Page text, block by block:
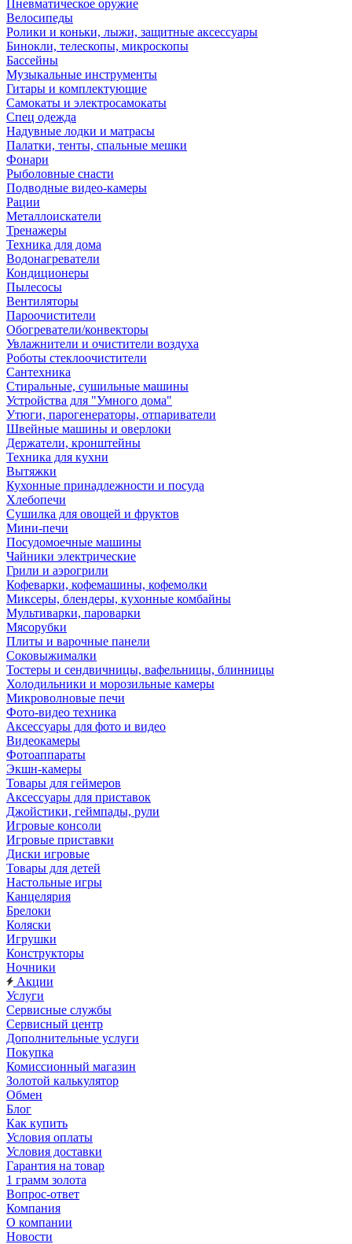
Пневматическое оружие
Велосипеды
Ролики и коньки, лыжи, защитные аксессуары
Бинокли, телескопы, микроскопы
Бассейны
Музыкальные инструменты
Гитары и комплектующие
Самокаты и электросамокаты
Спец одежда
Надувные лодки и матрасы
Палатки, тенты, спальные мешки
Фонари
Рыболовные снасти
Подводные видео-камеры
Рации
Металлоискатели
Тренажеры
Техника для дома
Водонагреватели
Кондиционеры
Пылесосы
Вентиляторы
Пароочистители
Обогреватели/конвекторы
Увлажнители и очистители воздуха
Роботы стеклоочистители
Сантехника
Стиральные, сушильные машины
Устройства для "Умного дома"
Утюги, парогенераторы, отпариватели
Швейные машины и оверлоки
Держатели, кронштейны
Техника для кухни
Вытяжки
Кухонные принадлежности и посуда
Хлебопечи
Сушилка для овощей и фруктов
Мини-печи
Посудомоечные машины
Чайники электрические
Грили и аэрогрили
Кофеварки, кофемашины, кофемолки
Миксеры, блендеры, кухонные комбайны
Мультиварки, пароварки
Мясорубки
Плиты и варочные панели
Соковыжималки
Тостеры и сендвичницы, вафельницы, блинницы
Холодильники и морозильные камеры
Микроволновые печи
Фото-видео техника
Аксессуары для фото и видео
Видеокамеры
Фотоаппараты
Экшн-камеры
Товары для геймеров
Аксессуары для приставок
Джойстики, геймпады, рули
Игровые консоли
Игровые приставки
Диски игровые
Товары для детей
Настольные игры
Канцелярия
Брелоки
Коляски
Игрушки
Конструкторы
Ночники
Акции
Услуги
Сервисные службы
Сервисный центр
Дополнительные услуги
Покупка
Комиссионный магазин
Золотой калькулятор
Обмен
Блог
Как купить
Условия оплаты
Условия доставки
Гарантия на товар
1 грамм золота
Вопрос-ответ
Компания
О компании
Новости